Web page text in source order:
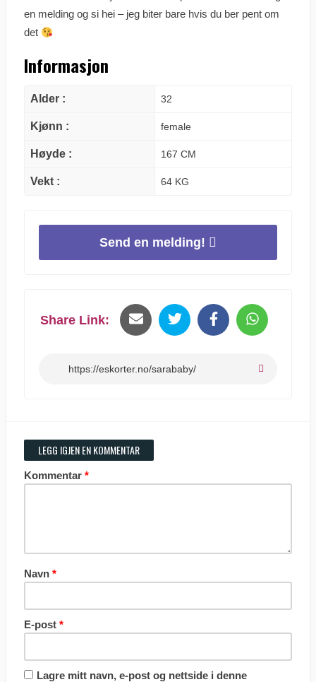
en melding og si hei – jeg biter bare hvis du ber pent om
det
Informasjon
Alder : 32
Kjønn : female
Høyde : 167 CM
Vekt : 64 KG
Send en melding!
Share Link:
LEGG IGJEN EN KOMMENTAR
Kommentar *
Navn *
E-post *
Lagre mitt navn, e-post og nettside i denne